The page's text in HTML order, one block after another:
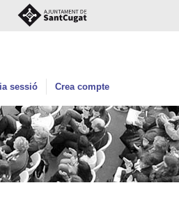
sessió Crea compte